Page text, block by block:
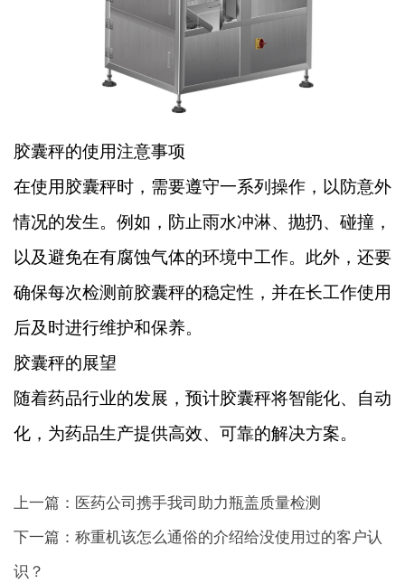
胶囊秤的使用注意事项
在使用胶囊秤时，需要遵守一系列操作，以防意外
情况的发生。例如，防止雨水冲淋、抛扔、碰撞，
以及避免在有腐蚀气体的环境中工作。此外，还要
确保每次检测前胶囊秤的稳定性，并在长工作使用
后及时进行维护和保养。
胶囊秤的展望
随着药品行业的发展，预计胶囊秤将智能化、自动
化，为药品生产提供高效、可靠的解决方案。
上一篇：医药公司携手我司助力瓶盖质量检测
下一篇：称重机该怎么通俗的介绍给没使用过的客户认
识？